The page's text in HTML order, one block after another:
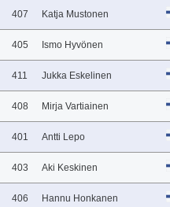
407 Katja Mustonen
405 Ismo Hyvönen
411 Jukka Eskelinen
408 Mirja Vartiainen
401 Antti Lepo
403 Aki Keskinen
406 Hannu Honkanen